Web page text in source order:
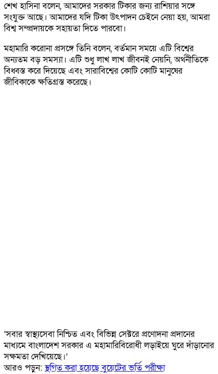
শেখ হাসিনা বলেন, আমাদের সরকার টিকার জন্য রাশিয়ার সঙ্গে
সংযুক্ত আছে। আমাদের যদি টিকা উৎপাদন চেইনে নেয়া হয়, আমরা
বিশ্ব সম্প্রদায়কে সহায়তা দিতে পারবো।
মহামারি করোনা প্রসঙ্গে তিনি বলেন, বর্তমান সময়ে এটি বিশ্বের
অন্যতম বড় সমস্যা। এটি শুধু লাখ লাখ জীবনই নেয়নি, অর্থনীতিকে
বিধ্বস্ত করে দিয়েছে এবং সারাবিশ্বের কোটি কোটি মানুষের
জীবিকাকে ক্ষতিগ্রস্ত করেছে।
‘সবার স্বাস্থ্যসেবা নিশ্চিত এবং বিভিন্ন সেক্টরে প্রণোদনা প্রদানের
মাধ্যমে বাংলাদেশ সরকার এ মহামারিবিরোধী লড়াইয়ে ঘুরে দাঁড়ানোর
সক্ষমতা দেখিয়েছে।’
আরও পড়ুন:স্থগিত করা হয়েছে বুয়েটের ভর্তি পরীক্ষা